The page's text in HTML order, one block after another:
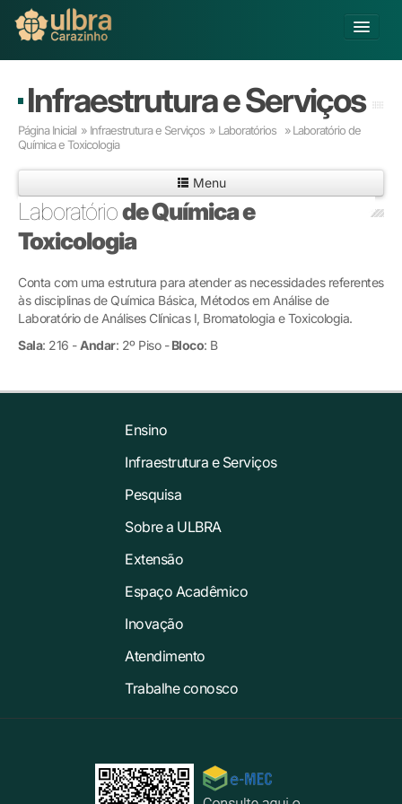
Buscar
Já sou Aluno
Matricule-se
Educação Básica
Graduação
Educação a Distância
Pesquisa
Extensão
Infraestrutura e Serviços
Sobre a ULBRA
Infraestrutura e Serviços
Página Inicial » Infraestrutura e Serviços » Laboratórios »Laboratório de
Química e Toxicologia
Menu
Laboratóriode Química e
Toxicologia
Conta com uma estrutura para atender as necessidades referentes
às disciplinas de Química Básica, Métodos em Análise de
Laboratório de Análises Clínicas I, Bromatologia e Toxicologia.
Sala: 216 -Andar: 2º Piso -Bloco: B
Ensino
Infraestrutura e Serviços
Pesquisa
Sobre a ULBRA
Extensão
Espaço Acadêmico
Inovação
Atendimento
Trabalhe conosco